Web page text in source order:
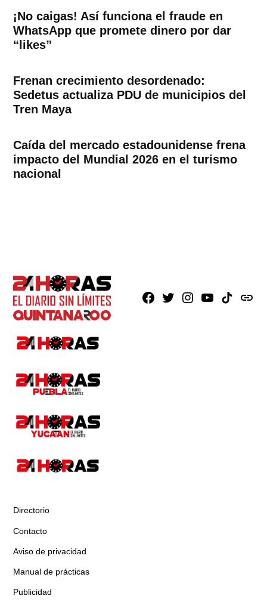
¡No caigas! Así funciona el fraude en
WhatsApp que promete dinero por dar
“likes”
Frenan crecimiento desordenado:
Sedetus actualiza PDU de municipios del
Tren Maya
Caída del mercado estadounidense frena
impacto del Mundial 2026 en el turismo
nacional
Facebook
X Instagram
YoutubeTikTokissuu
Directorio
Contacto
Aviso de privacidad
Manual de prácticas
Publicidad